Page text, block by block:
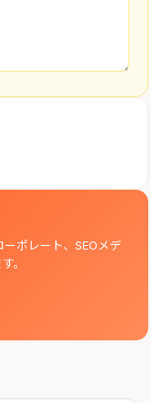
ポレート、SEOメデ
。